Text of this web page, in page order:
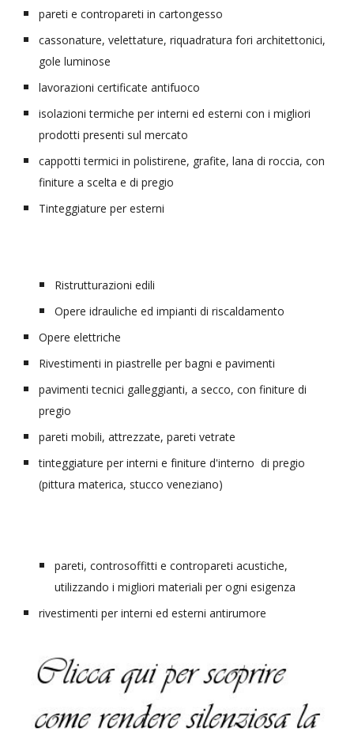
pareti e contropareti in cartongesso
cassonature, velettature, riquadratura fori architettonici,
gole luminose
lavorazioni certificate antifuoco
isolazioni termiche per interni ed esterni con i migliori
prodotti presenti sul mercato
cappotti termici in polistirene, grafite, lana di roccia, con
finiture a scelta e di pregio
Tinteggiature per esterni
Ristrutturazioni edili
Opere idrauliche ed impianti di riscaldamento
Opere elettriche
Rivestimenti in piastrelle per bagni e pavimenti
pavimenti tecnici galleggianti, a secco, con finiture di
pregio
pareti mobili, attrezzate, pareti vetrate
tinteggiature per interni e finiture d'interno  di pregio
(pittura materica, stucco veneziano)
pareti, controsoffitti e contropareti acustiche,
utilizzando i migliori materiali per ogni esigenza
rivestimenti per interni ed esterni antirumore